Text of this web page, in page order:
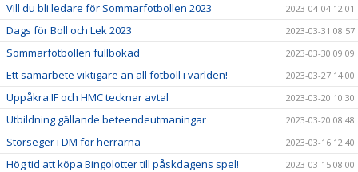
Vill du bli ledare för Sommarfotbollen 2023 2023-04-04 12:01
Dags för Boll och Lek 2023 2023-03-31 08:57
Sommarfotbollen fullbokad 2023-03-30 09:09
Ett samarbete viktigare än all fotboll i världen! 2023-03-27 14:00
Uppåkra IF och HMC tecknar avtal 2023-03-20 10:30
Utbildning gällande beteendeutmaningar 2023-03-20 08:48
Storseger i DM för herrarna 2023-03-16 12:40
Hög tid att köpa Bingolotter till påskdagens spel! 2023-03-15 08:00